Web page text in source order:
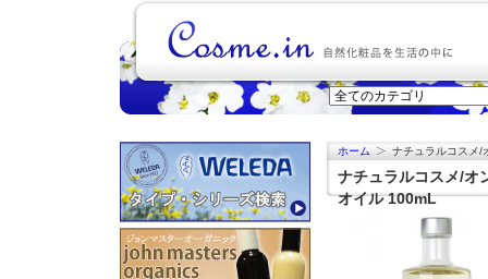
ホーム ナチュラルコスメ
ナチュラルコスメ/オ
オイル 100mL